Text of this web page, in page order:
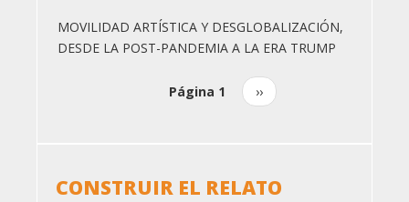
MOVILIDAD ARTÍSTICA Y DESGLOBALIZACIÓN,
DESDE LA POST-PANDEMIA A LA ERA TRUMP
Página 1
Siguiente
página
››
CONSTRUIR EL RELATO